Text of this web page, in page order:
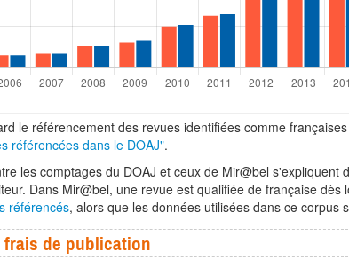
le référencement des revues identifiées comme
référencées dans le DOAJ".
les comptages du DOAJ et ceux de Mir@bel
Dans Mir@bel, une revue est qualifiée de française
référencés, alors que les données utilisées dans ce corpus
frais de publication